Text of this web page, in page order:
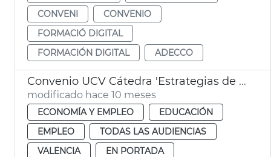
CONVENI
CONVENIO
FORMACIÓ DIGITAL
FORMACIÓN DIGITAL
ADECCO
Convenio UCV Cátedra 'Estrategias de Promoción del Emprendimiento'
modificado hace 10 meses
ECONOMÍA Y EMPLEO
EDUCACIÓN
EMPLEO
TODAS LAS AUDIENCIAS
VALENCIA
EN PORTADA